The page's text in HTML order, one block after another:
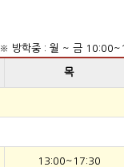
※ 방학중 : 월 ~ 금
목
13:00~17:30